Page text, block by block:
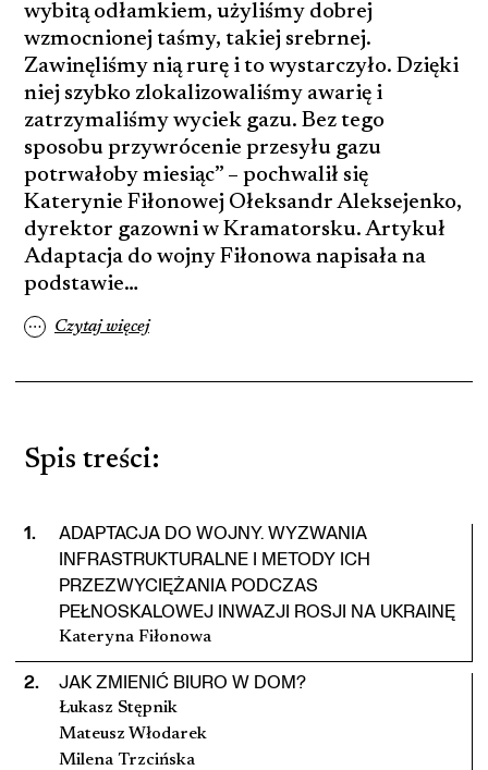
wybitą odłamkiem, użyliśmy dobrej
wzmocnionej taśmy, takiej srebrnej.
Zawinęliśmy nią rurę i to wystarczyło. Dzięki
niej szybko zlokalizowaliśmy awarię i
zatrzymaliśmy wyciek gazu. Bez tego
sposobu przywrócenie przesyłu gazu
potrwałoby miesiąc” – pochwalił się
Katerynie Fiłonowej Ołeksandr Aleksejenko,
dyrektor gazowni w Kramatorsku. Artykuł
Adaptacja do wojny Fiłonowa napisała na
podstawie…
… Czytaj więcej
Spis treści:
1.
ADAPTACJA DO WOJNY. WYZWANIA
INFRASTRUKTURALNE I METODY ICH
PRZEZWYCIĘŻANIA PODCZAS
PEŁNOSKALOWEJ INWAZJI ROSJI NA UKRAINĘ
Kateryna Fiłonowa
2. JAK ZMIENIĆ BIURO W DOM?
Łukasz Stępnik
Mateusz Włodarek
Milena Trzcińska